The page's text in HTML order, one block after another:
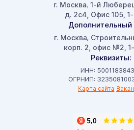
г. Москва, 1-й
д. 2с4, Офис 105,
Дополнительный
г. Москва,
корп. 2, офис №2,
Реквизиты:
ИНН:
ОГРНИП:
Карта сайта